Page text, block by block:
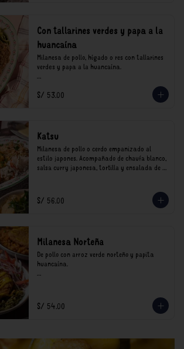
Con tallarines verdes y papa a la
huancaína
Milanesa de pollo, hígado o res con tallarines
verdes y papa a la huancaína.
*Nuestros precios están expresados en soles e
incluyen impuestos de ley y recargo al
S/ 53.00
Katsu
Milanesa de pollo o cerdo empanizado al
estilo japones. Acompañado de chaufa blanco,
salsa curry japonesa, tortilla y ensalada de
*Nuestros precios están expresados en soles e
incluyen impuestos de ley y recargo al
S/ 56.00
Milanesa Norteña
De pollo con arroz verde norteño y papita
huancaína.
consumo.
S/ 54.00